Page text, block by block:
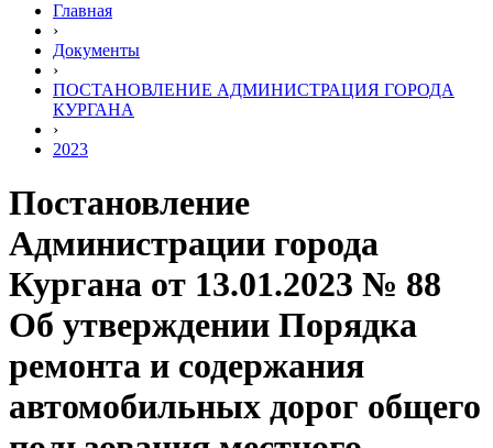
Главная
›
Документы
›
ПОСТАНОВЛЕНИЕ АДМИНИСТРАЦИЯ ГОРОДА
КУРГАНА
›
2023
Постановление
Администрации города
Кургана от 13.01.2023 № 88
Об утверждении Порядка
ремонта и содержания
автомобильных дорог общего